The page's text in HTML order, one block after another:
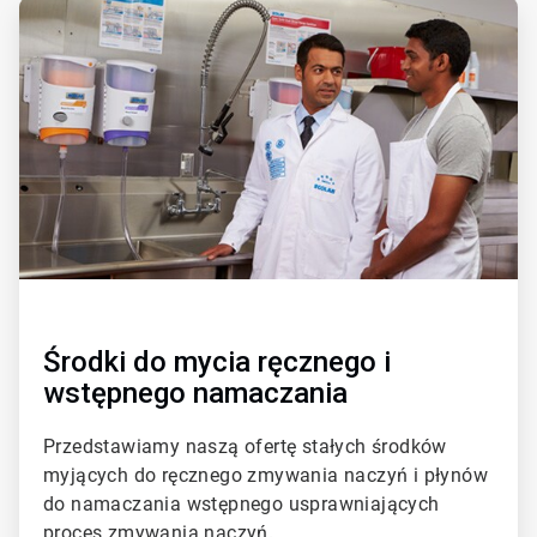
A
r
i
c
e
i
d
Środki do mycia ręcznego i
wstępnego namaczania
Przedstawiamy naszą ofertę stałych środków
myjących do ręcznego zmywania naczyń i płynów
do namaczania wstępnego usprawniających